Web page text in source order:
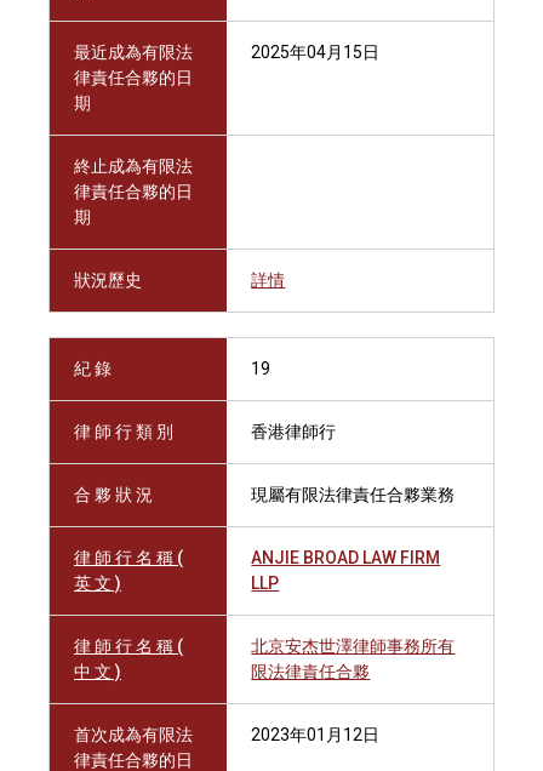
最近成為有限法
律責任合夥的日
期
2025年04月15日
終止成為有限法
律責任合夥的日
期
狀況歷史 詳情
紀 錄 19
律 師 行 類 別 香港律師行
合 夥 狀 況 現屬有限法律責任合夥業務
律 師 行 名 稱 (
英 文 )
ANJIE BROAD LAW FIRM
LLP
律 師 行 名 稱 (
中 文 )
北京安杰世澤律師事務所有
限法律責任合夥
首次成為有限法
律責任合夥的日
2023年01月12日